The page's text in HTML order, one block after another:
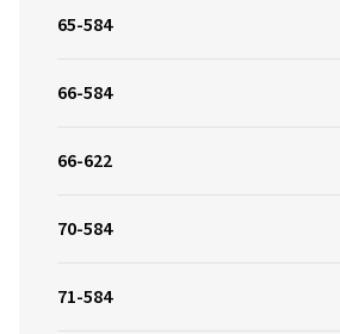
65-584
66-584
66-622
70-584
71-584